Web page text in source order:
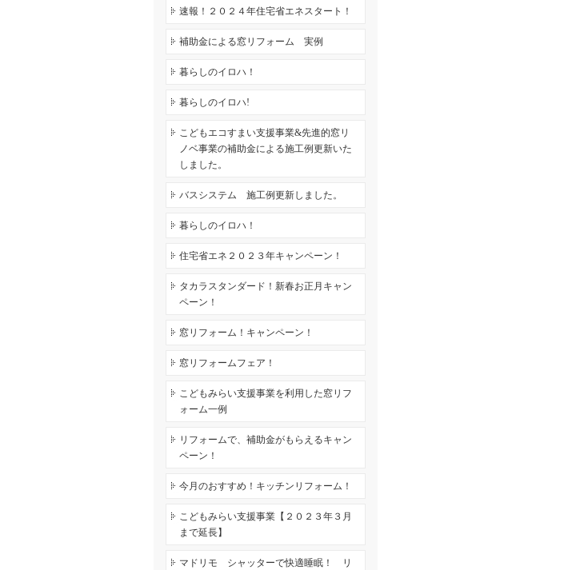
速報！２０２４年住宅省エネスタート！
補助金による窓リフォーム 実例
暮らしのイロハ！
暮らしのイロハ!
こどもエコすまい支援事業&先進的窓リ
ノベ事業の補助金による施工例更新いた
しました。
バスシステム 施工例更新しました。
暮らしのイロハ！
住宅省エネ２０２３年キャンペーン！
タカラスタンダード！新春お正月キャン
ペーン！
窓リフォーム！キャンペーン！
窓リフォームフェア！
こどもみらい支援事業を利用した窓リフ
ォーム一例
リフォームで、補助金がもらえるキャン
ペーン！
今月のおすすめ！キッチンリフォーム！
こどもみらい支援事業【２０２３年３月
まで延長】
マドリモ シャッターで快適睡眠！ リ